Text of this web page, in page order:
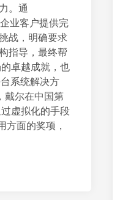
。通
业客户提供完
战，明确要求
指导，最终帮
卓越成就，也
系统解决方
戴尔在中国第
虚拟化的手段
面的奖项，